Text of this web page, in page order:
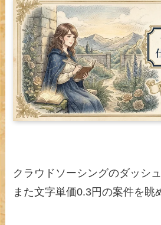
クラウドソーシングのダッシ
また文字単価0.3円の案件を眺